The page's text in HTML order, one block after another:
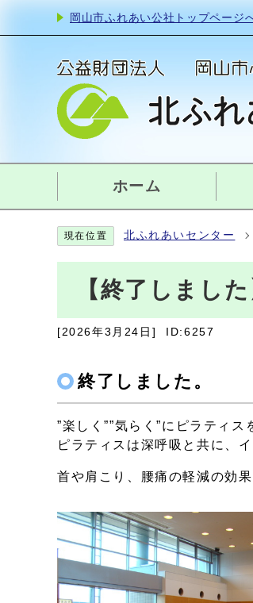
岡山市ふれあい公社トップページ
ホーム
現在位置 北ふれあいセンター
【終了しまし
[2026年3月24日] ID:6257
終了しました。
”楽しく””気らく”にピラティス
ピラティスは深呼吸と共に、
首や肩こり、腰痛の軽減の効